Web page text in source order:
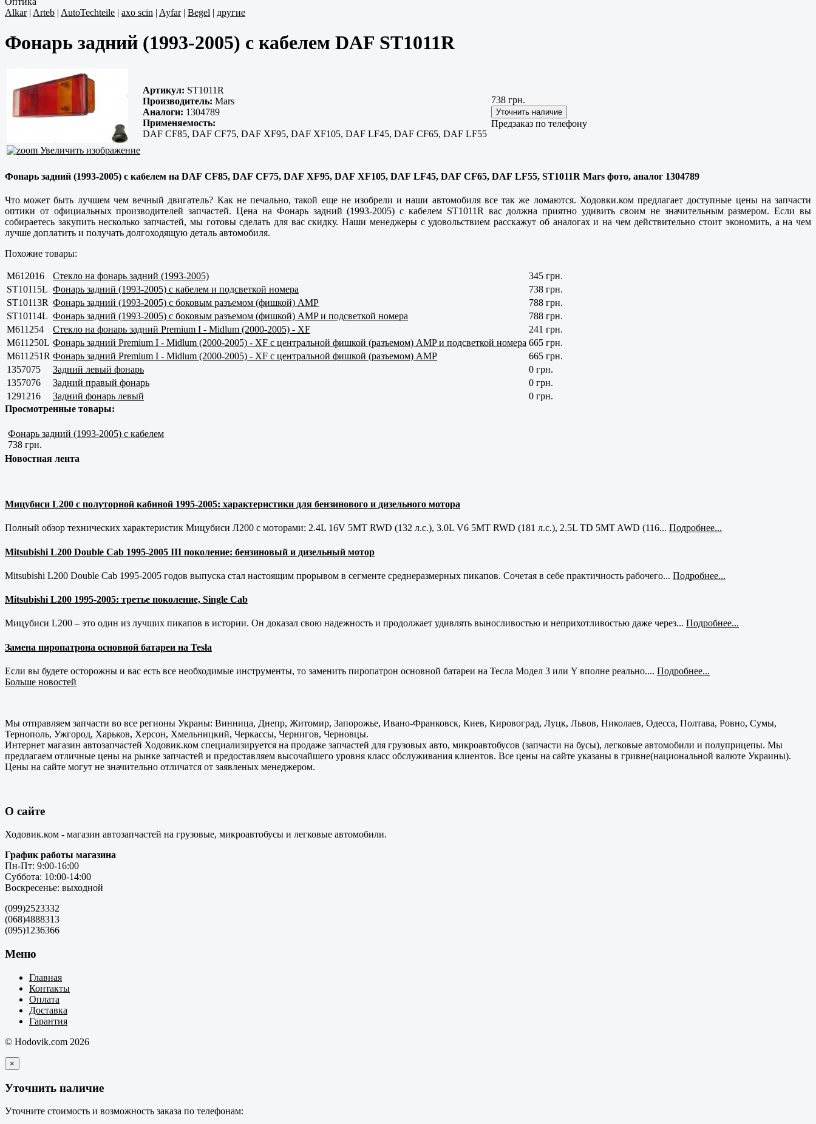
Alkar| Arteb | AutoTechteile | axo scin | Ayfar| Begel | другие
Фонарь задний (1993-2005) с кабелем DAF ST1011R
Увеличить изображение
Артикул: ST1011R
Производитель: Mars
Аналоги: 1304789
Применяемость:
DAF CF85, DAF CF75, DAF XF95, DAF XF105, DAF LF45, DAF CF65, DAF LF55
738 грн.
Предзаказ по телефону
Фонарь задний (1993-2005) с кабелем на DAF CF85, DAF CF75, DAF XF95, DAF XF105, DAF LF45, DAF CF65, DAF LF55, ST1011R Mars фото, аналог 1304789
Что может быть лучшем чем вечный двигатель? Как не печально, такой еще не изобрели и наши автомобиля все так же ломаются. Ходовки.ком предлагает доступные цены на запчасти
оптики от официальных производителей запчастей. Цена на Фонарь задний (1993-2005) с кабелем ST1011R вас должна приятно удивить своим не значительным размером. Если вы
собираетесь закупить несколько запчастей, мы готовы сделать для вас скидку. Наши менеджеры с удовольствием расскажут об аналогах и на чем действительно стоит экономить, а на чем
лучше доплатить и получать долгоходящую деталь автомобиля.
Похожие товары:
M612016 Стекло на фонарь задний (1993-2005)
345 грн.
ST10115L Фонарь задний (1993-2005) с кабелем и подсветкой номера
738 грн.
ST10113R Фонарь задний (1993-2005) с боковым разъемом (фишкой) AMP
788 грн.
ST10114L Фонарь задний (1993-2005) с боковым разъемом (фишкой) AMP и подсветкой номера
788 грн.
M611254
Стекло на фонарь задний Premium I - Midlum (2000-2005) - XF
241 грн.
M611250L Фонарь задний Premium I - Midlum (2000-2005) - XF с центральной фишкой (разъемом) AMP и подсветкой номера 665 грн.
M611251R Фонарь задний Premium I - Midlum (2000-2005) - XF с центральной фишкой (разъемом) AMP
665 грн.
1357075
Задний левый фонарь
0 грн.
1357076
Задний правый фонарь
0 грн.
1291216
Задний фонарь левый
0 грн.
Просмотренные товары:
Фонарь задний (1993-2005) с кабелем
738 грн.
Новостная лента
Мицубиси L200 с полуторной кабиной 1995-2005: характеристики для бензинового и дизельного мотора
Полный обзор технических характеристик Мицубиси Л200 с моторами: 2.4L 16V 5MT RWD (132 л.с.), 3.0L V6 5MT RWD (181 л.с.), 2.5L TD 5MT AWD (116... Подробнее...
Mitsubishi L200 Double Cab 1995-2005 III поколение: бензиновый и дизельный мотор
Mitsubishi L200 Double Cab 1995-2005 годов выпуска стал настоящим прорывом в сегменте среднеразмерных пикапов. Сочетая в себе практичность рабочего... Подробнее...
Mitsubishi L200 1995-2005: третье поколение, Single Cab
Мицубиси L200 – это один из лучших пикапов в истории. Он доказал свою надежность и продолжает удивлять выносливостью и неприхотливостью даже через... Подробнее...
Замена пиропатрона основной батареи на Tesla
Если вы будете осторожны и вас есть все необходимые инструменты, то заменить пиропатрон основной батареи на Тесла Модел 3 или Y вполне реально.... Подробнее...
Больше новостей
Мы отправляем запчасти во все регионы Украны: Винница, Днепр, Житомир, Запорожье, Ивано-Франковск, Киев, Кировоград, Луцк, Львов, Николаев, Одесса, Полтава, Ровно, Сумы,
Тернополь, Ужгород, Харьков, Херсон, Хмельницкий, Черкассы, Чернигов, Черновцы.
Интернет магазин автозапчастей Ходовик.ком специализируется на продаже запчастей для грузовых авто, микроавтобусов (запчасти на бусы), легковые автомобили и полуприцепы. Мы
предлагаем отличные цены на рынке запчастей и предоставляем высочайшего уровня класс обслуживания клиентов. Все цены на сайте указаны в гривне(национальной валюте Украины).
Цены на сайте могут не значительно отличатся от заявленых менеджером.
О сайте
Ходовик.ком - магазин автозапчастей на грузовые, микроавтобусы и легковые автомобили.
График работы магазина
Пн-Пт: 9:00-16:00
Суббота: 10:00-14:00
Воскресенье: выходной
(099)2523332
(068)4888313
(095)1236366
Меню
Главная
Контакты
Оплата
Доставка
Гарантия
© Hodovik.com 2026
×
Уточнить наличие
Уточните стоимость и возможность заказа по телефонам: